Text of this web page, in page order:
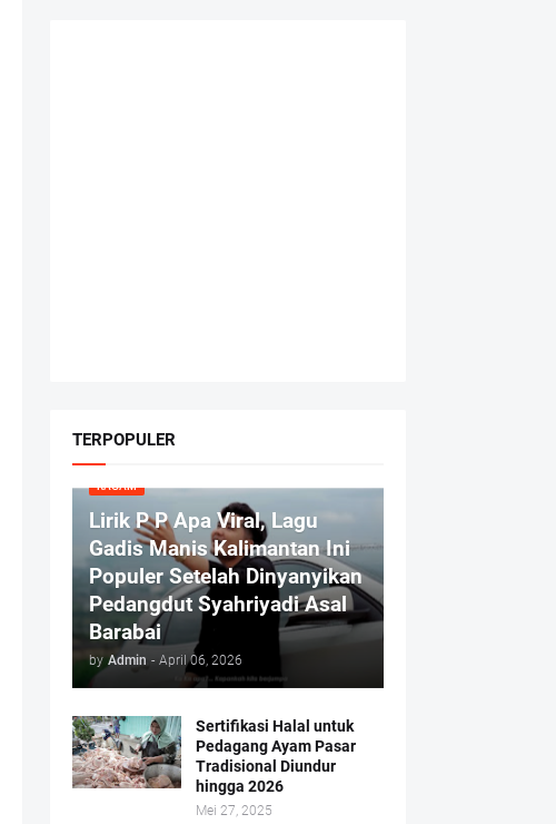
TERPOPULER
RAGAM
Lirik P P Apa Viral, Lagu
Gadis Manis Kalimantan Ini
Populer Setelah Dinyanyikan
Pedangdut Syahriyadi Asal
Barabai
by Admin - April 06, 2026
Sertifikasi Halal untuk
Pedagang Ayam Pasar
Tradisional Diundur
hingga 2026
Mei 27, 2025